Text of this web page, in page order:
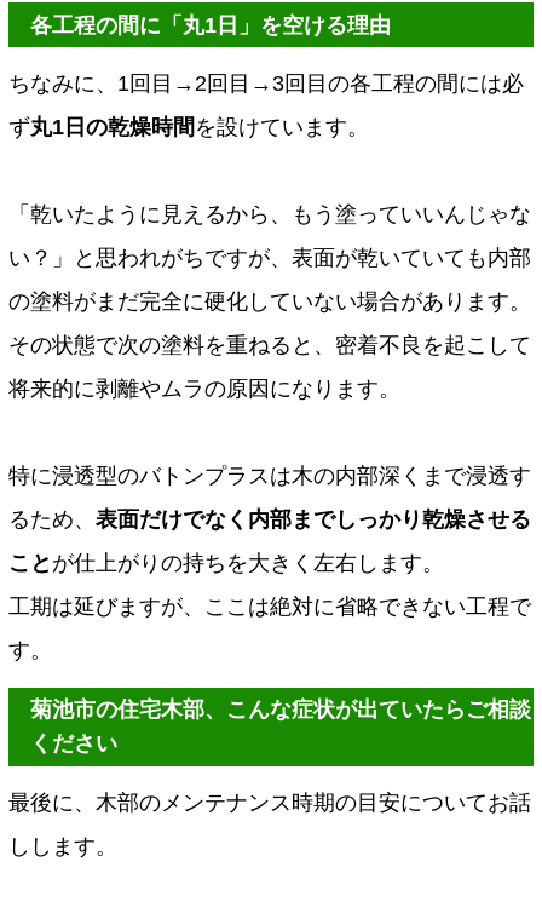
各工程の間に「丸1日」を空ける理由
ちなみに、1回目→2回目→3回目の各工程の間には必
ず丸1日の乾燥時間 を設けています。
「乾いたように見えるから、もう塗っていいんじゃな
い？」と思われがちですが、表面が乾いていても内部
の塗料がまだ完全に硬化していない場合があります。
その状態で次の塗料を重ねると、密着不良を起こして
将来的に剥離やムラの原因になります。
特に浸透型のバトンプラスは木の内部深くまで浸透す
るため、 表面だけでなく内部までしっかり乾燥させる
こと が仕上がりの持ちを大きく左右します。
工期は延びますが、ここは絶対に省略できない工程で
す。
菊池市の住宅木部、こんな症状が出ていたらご相談
ください
最後に、木部のメンテナンス時期の目安についてお話
しします。